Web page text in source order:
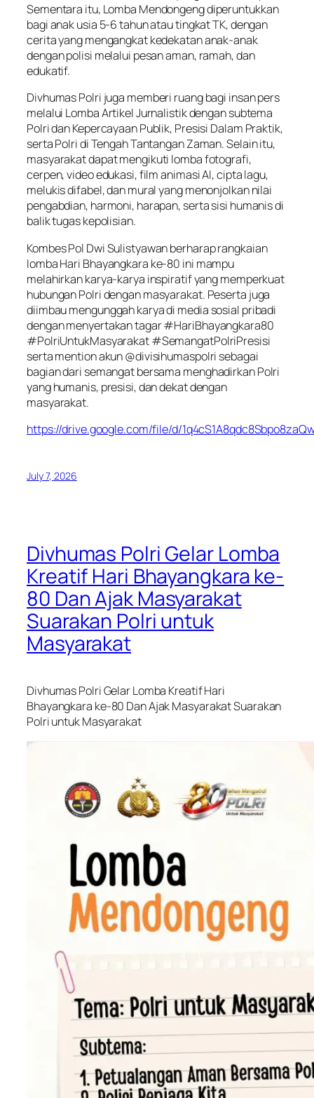
Sementara itu, Lomba Mendongeng diperuntukkan
bagi anak usia 5-6 tahun atau tingkat TK, dengan
cerita yang mengangkat kedekatan anak-anak
dengan polisi melalui pesan aman, ramah, dan
edukatif.
Divhumas Polri juga memberi ruang bagi insan pers
melalui Lomba Artikel Jurnalistik dengan subtema
Polri dan Kepercayaan Publik, Presisi Dalam Praktik,
serta Polri di Tengah Tantangan Zaman. Selain itu,
masyarakat dapat mengikuti lomba fotografi,
cerpen, video edukasi, film animasi AI, cipta lagu,
melukis difabel, dan mural yang menonjolkan nilai
pengabdian, harmoni, harapan, serta sisi humanis di
balik tugas kepolisian.
Kombes Pol Dwi Sulistyawan berharap rangkaian
lomba Hari Bhayangkara ke-80 ini mampu
melahirkan karya-karya inspiratif yang memperkuat
hubungan Polri dengan masyarakat. Peserta juga
diimbau mengunggah karya di media sosial pribadi
dengan menyertakan tagar #HariBhayangkara80
#PolriUntukMasyarakat #SemangatPolriPresisi
serta mention akun @divisihumaspolri sebagai
bagian dari semangat bersama menghadirkan Polri
yang humanis, presisi, dan dekat dengan
masyarakat.
https://drive.google.com/file/d/
July 7, 2026
Divhumas Polri Gelar Lomba
Kreatif Hari Bhayangkara ke-
80 Dan Ajak Masyarakat
Suarakan Polri untuk
Masyarakat
Divhumas Polri Gelar Lomba Kreatif Hari
Bhayangkara ke-80 Dan Ajak Masyarakat Suarakan
Polri untuk Masyarakat